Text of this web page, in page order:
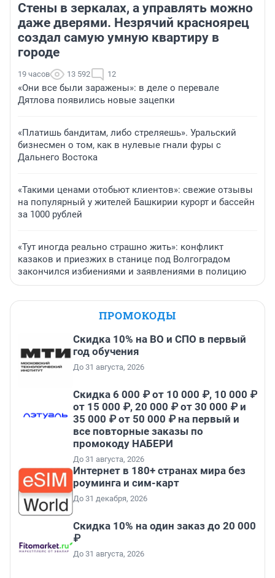
Стены в зеркалах, а управлять можно
даже дверями. Незрячий красноярец
создал самую умную квартиру в
городе
19 часов 13 592 12
«Они все были заражены»: в деле о перевале
Дятлова появились новые зацепки
«Платишь бандитам, либо стреляешь». Уральский
бизнесмен о том, как в нулевые гнали фуры с
Дальнего Востока
«Такими ценами отобьют клиентов»: свежие отзывы
на популярный у жителей Башкирии курорт и бассейн
за 1000 рублей
«Тут иногда реально страшно жить»: конфликт
казаков и приезжих в станице под Волгоградом
закончился избиениями и заявлениями в полицию
ПРОМОКОДЫ
Скидка 10% на ВО и СПО в первый
год обучения
До 31 августа, 2026
Скидка 6 000 ₽ от 10 000 ₽, 10 000 ₽
от 15 000 ₽, 20 000 ₽ от 30 000 ₽ и
35 000 ₽ от 50 000 ₽ на первый и
все повторные заказы по
промокоду НАБЕРИ
До 31 августа, 2026
Интернет в 180+ странах мира без
роуминга и сим-карт
До 31 декабря, 2026
Скидка 10% на один заказ до 20 000
₽
До 31 августа, 2026